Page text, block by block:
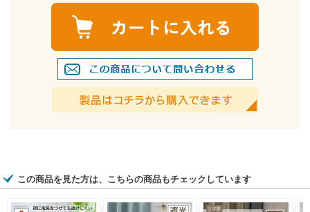
この商品を見た方は、こちらの商品もチェックしています